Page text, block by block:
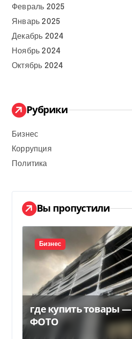
Февраль 2025
Январь 2025
Декабрь 2024
Ноябрь 2024
Октябрь 2024
Рубрики
Бизнес
Коррупция
Политика
Вы пропустили
Бизнес
где купить товары —
ФОТО